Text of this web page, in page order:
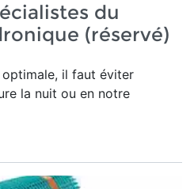
du
(réservé)
il faut éviter
la nuit ou en notre